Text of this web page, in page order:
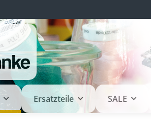
Ersatzteile SALE